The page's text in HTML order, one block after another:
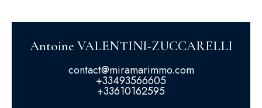
Antoine VALENTINI-ZUCCARELLI
contact@miramarimmo.com
+33493566605
+33610162595